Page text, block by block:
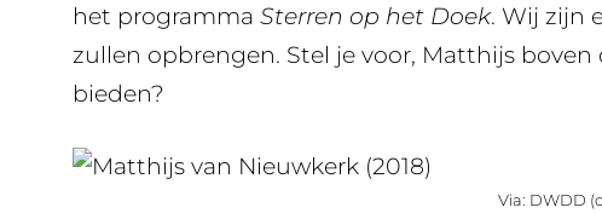
het programma Sterren op het Doek. Wij zijn
zullen opbrengen. Stel je voor, Matthijs
bieden?
Via: DWDD